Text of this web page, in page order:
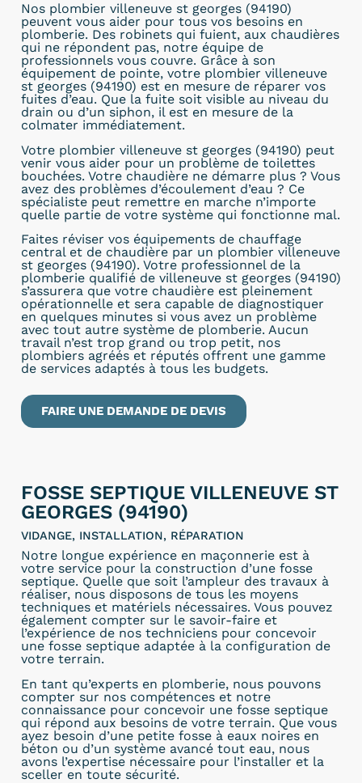
Nos plombier villeneuve st georges (94190)
peuvent vous aider pour tous vos besoins en
plomberie. Des robinets qui fuient, aux chaudières
qui ne répondent pas, notre équipe de
professionnels vous couvre. Grâce à son
équipement de pointe, votre plombier villeneuve
st georges (94190) est en mesure de réparer vos
fuites d’eau. Que la fuite soit visible au niveau du
drain ou d’un siphon, il est en mesure de la
colmater immédiatement.
Votre plombier villeneuve st georges (94190) peut
venir vous aider pour un problème de toilettes
bouchées. Votre chaudière ne démarre plus ? Vous
avez des problèmes d’écoulement d’eau ? Ce
spécialiste peut remettre en marche n’importe
quelle partie de votre système qui fonctionne mal.
Faites réviser vos équipements de chauffage
central et de chaudière par un plombier villeneuve
st georges (94190). Votre professionnel de la
plomberie qualifié de villeneuve st georges (94190)
s’assurera que votre chaudière est pleinement
opérationnelle et sera capable de diagnostiquer
en quelques minutes si vous avez un problème
avec tout autre système de plomberie. Aucun
travail n’est trop grand ou trop petit, nos
plombiers agréés et réputés offrent une gamme
de services adaptés à tous les budgets.
FAIRE UNE DEMANDE DE DEVIS
FOSSE SEPTIQUE VILLENEUVE ST
GEORGES (94190)
VIDANGE, INSTALLATION, RÉPARATION
Notre longue expérience en maçonnerie est à
votre service pour la construction d’une fosse
septique. Quelle que soit l’ampleur des travaux à
réaliser, nous disposons de tous les moyens
techniques et matériels nécessaires. Vous pouvez
également compter sur le savoir-faire et
l’expérience de nos techniciens pour concevoir
une fosse septique adaptée à la configuration de
votre terrain.
En tant qu’experts en plomberie, nous pouvons
compter sur nos compétences et notre
connaissance pour concevoir une fosse septique
qui répond aux besoins de votre terrain. Que vous
ayez besoin d’une petite fosse à eaux noires en
béton ou d’un système avancé tout eau, nous
avons l’expertise nécessaire pour l’installer et la
sceller en toute sécurité.